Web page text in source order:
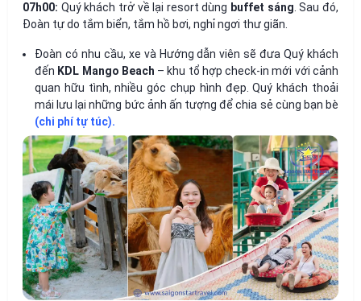
07h00: Quý khách trở về lại resort dùng buffet sáng. Sau đó,
Đoàn tự do tắm biển, tắm hồ bơi, nghỉ ngơi thư giãn.
Đoàn có nhu cầu, xe và Hướng dẫn viên sẽ đưa Quý khách
đến KDL Mango Beach – khu tổ hợp check-in mới với cảnh
quan hữu tình, nhiều góc chụp hình đẹp. Quý khách thoải
mái lưu lại những bức ảnh ấn tượng để chia sẻ cùng bạn bè
(chi phí tự túc).